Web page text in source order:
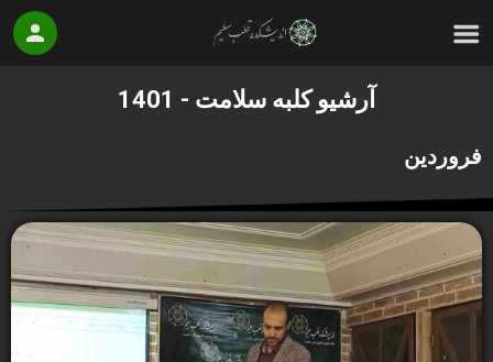
آرشیو کلبه سلامت - 1401
فروردین